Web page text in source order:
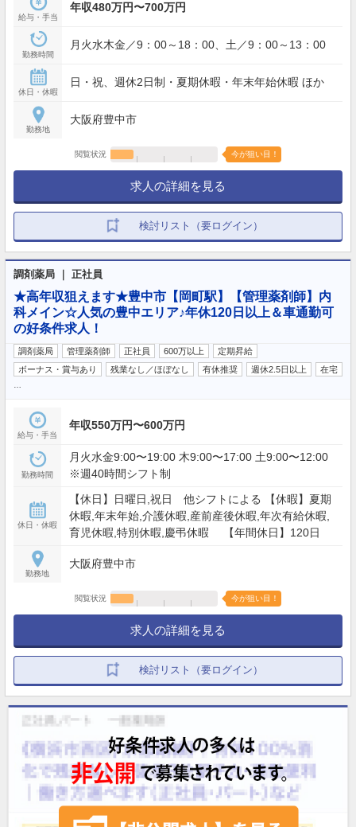
給与・手当
年収480万円〜700万円
勤務時間
月火水木金／9：00～18：00、土／9：00～13：00
休日・休暇
日・祝、週休2日制・夏期休暇・年末年始休暇 ほか
勤務地
大阪府豊中市
閲覧状況 今が狙い目！
求人の詳細を見る
検討リスト（要ログイン）
調剤薬局 ｜ 正社員
★高年収狙えます★豊中市【岡町駅】【管理薬剤師】内
科メイン☆人気の豊中エリア♪年休120日以上＆車通勤可
の好条件求人！
調剤薬局 管理薬剤師 正社員 600万以上
定期昇給
ボーナス・賞与あり
残業なし／ほぼなし 有休推奨 週休2.5日以上 在宅
給与・手当
年収550万円〜600万円
勤務時間
月火水金9:00〜19:00 木9:00〜17:00 土9:00〜12:00
※週40時間シフト制
休日・休暇
【休日】日曜日,祝日 他シフトによる 【休暇】夏期
休暇,年末年始,介護休暇,産前産後休暇,年次有給休暇,
育児休暇,特別休暇,慶弔休暇 【年間休日】120日
勤務地
大阪府豊中市
閲覧状況 今が狙い目！
求人の詳細を見る
検討リスト（要ログイン）